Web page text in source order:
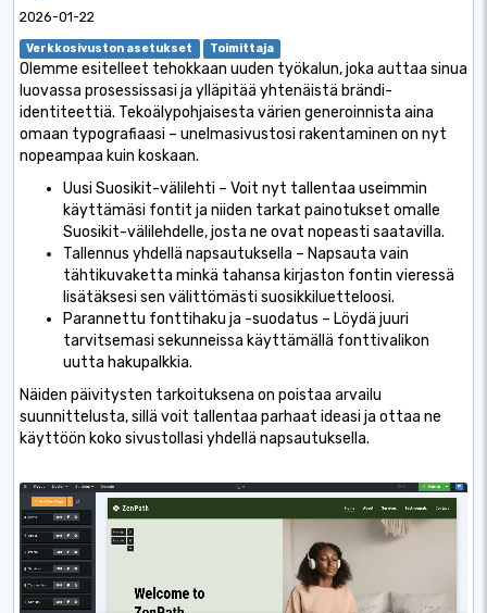
2026-01-22
Verkkosivuston asetukset Toimittaja
Olemme esitelleet tehokkaan uuden työkalun, joka auttaa sinua
luovassa prosessissasi ja ylläpitää yhtenäistä brändi-
identiteettiä. Tekoälypohjaisesta värien generoinnista aina
omaan typografiaasi – unelmasivustosi rakentaminen on nyt
nopeampaa kuin koskaan.
Uusi Suosikit-välilehti – Voit nyt tallentaa useimmin
käyttämäsi fontit ja niiden tarkat painotukset omalle
Suosikit-välilehdelle, josta ne ovat nopeasti saatavilla.
Tallennus yhdellä napsautuksella – Napsauta vain
tähtikuvaketta minkä tahansa kirjaston fontin vieressä
lisätäksesi sen välittömästi suosikkiluetteloosi.
Parannettu fonttihaku ja -suodatus – Löydä juuri
tarvitsemasi sekunneissa käyttämällä fonttivalikon
uutta hakupalkkia.
Näiden päivitysten tarkoituksena on poistaa arvailu
suunnittelusta, sillä voit tallentaa parhaat ideasi ja ottaa ne
käyttöön koko sivustollasi yhdellä napsautuksella.